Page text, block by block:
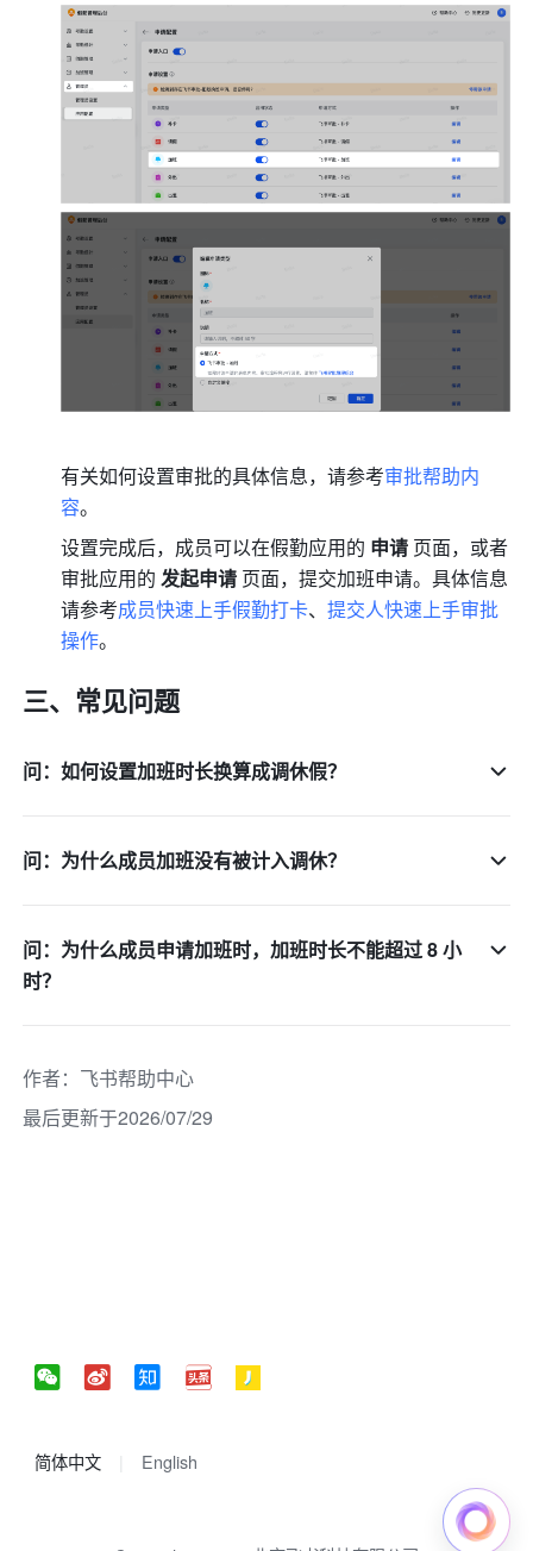
有关如何设置审批的具体信息，请参考审批帮助内
容。
设置完成后，成员可以在假勤应用的 申请 页面，或者
审批应用的 发起申请 页面，提交加班申请。具体信息
请参考成员快速上手假勤打卡、提交人快速上手审批
操作。
三、常见问题
问：如何设置加班时长换算成调休假？
问：为什么成员加班没有被计入调休？
问：为什么成员申请加班时，加班时长不能超过 8 小
时？
作者： 飞书帮助中心
最后更新于2026/07/29
简体中文 English